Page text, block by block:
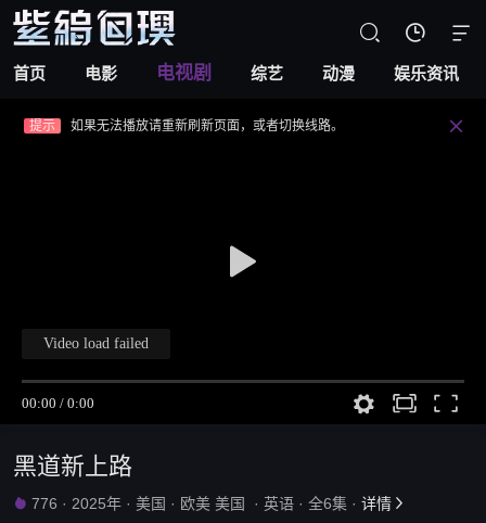
首页 电影 电视剧 综艺 动漫 娱乐资讯
  
提示 视频载入速度跟网速有关，请耐心等待几秒钟。
不要轻易相信视频中的广告，谨防上当受骗!
提示 视频载入速度跟网速有关，请耐心等待几秒钟。 
视频
黑道新上路
 776 · 2025年 · 美国 · 欧美 美国 · 英语 · 全6集 · 详情 